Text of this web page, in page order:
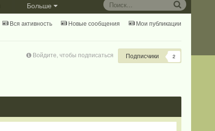
Больше
Вся активность Новые сообщения Мои публикации
Войдите, чтобы подписаться Подписчики 2